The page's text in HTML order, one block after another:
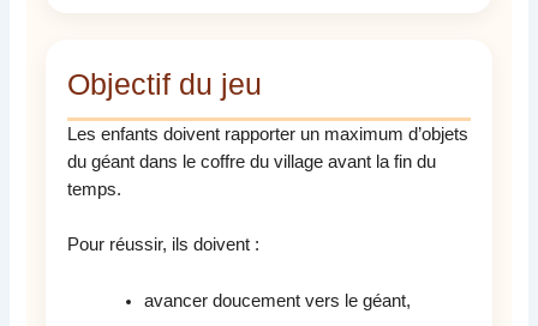
Objectif du jeu
Les enfants doivent rapporter un maximum d’objets
du géant dans le coffre du village avant la fin du
temps.
Pour réussir, ils doivent :
avancer doucement vers le géant,